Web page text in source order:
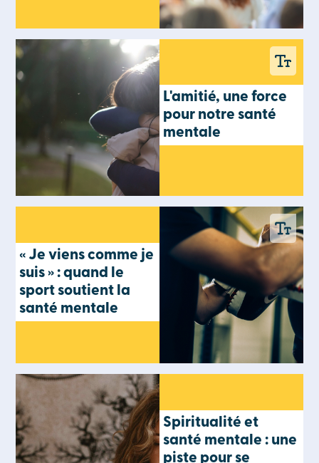
L'amitié, une force
pour notre santé
mentale
« Je viens comme je
suis » : quand le
sport soutient la
santé mentale
Spiritualité et
santé mentale : une
piste pour se